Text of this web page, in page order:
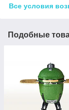
Все условия
Подобные